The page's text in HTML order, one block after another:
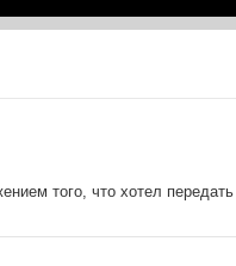
того, что хотел передать